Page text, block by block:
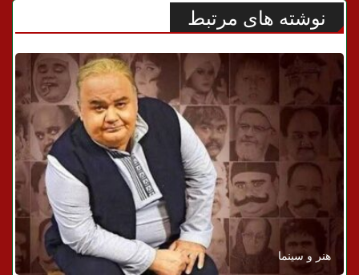
نوشته های مرتبط
هنر و سینما